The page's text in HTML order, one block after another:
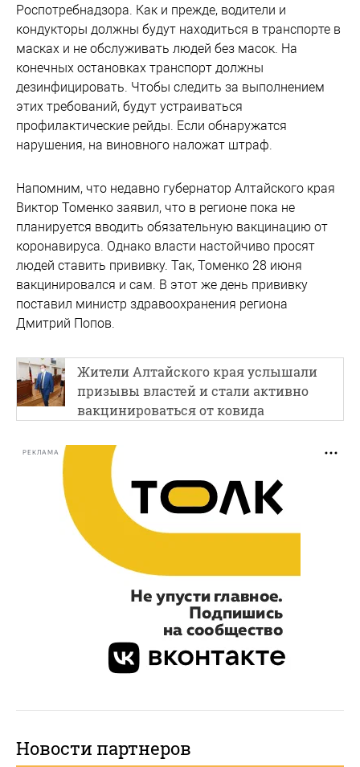
Роспотребнадзора. Как и прежде, водители и
кондукторы должны будут находиться в транспорте в
масках и не обслуживать людей без масок. На
конечных остановках транспорт должны
дезинфицировать. Чтобы следить за выполнением
этих требований, будут устраиваться
профилактические рейды. Если обнаружатся
нарушения, на виновного наложат штраф.
Напомним, что недавно губернатор Алтайского края
Виктор Томенко заявил, что в регионе пока не
планируется вводить обязательную вакцинацию от
коронавируса. Однако власти настойчиво просят
людей ставить прививку. Так, Томенко 28 июня
вакцинировался и сам. В этот же день прививку
поставил министр здравоохранения региона
Дмитрий Попов.
Жители Алтайского края услышали
призывы властей и стали активно
вакцинироваться от ковида
РЕКЛАМА
Новости партнеров